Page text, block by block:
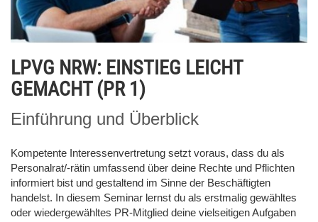
LPVG NRW: EINSTIEG LEICHT
GEMACHT (PR 1)
Einführung und Überblick
Kompetente Interessenvertretung setzt voraus, dass du als
Personalrat/-rätin umfassend über deine Rechte und Pflichten
informiert bist und gestaltend im Sinne der Beschäftigten
handelst. In diesem Seminar lernst du als erstmalig gewähltes
oder wiedergewähltes PR-Mitglied deine vielseitigen Aufgaben